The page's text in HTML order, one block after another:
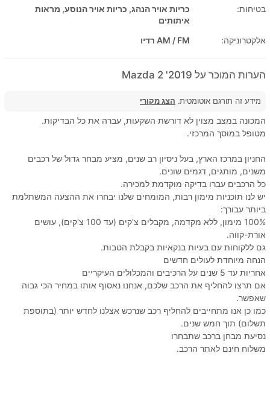
בטיחות:
כריות אויר הנהג, כריות אויר הנוסע, מראות
איתותים
אלקטרוניקה:
AM / FM רדיו
הערות המוכר על 2019' Mazda 2
מידע זה תורגם אוטומטית. הצג מקורי
המכונה במצב מצוין לא דורשת השקעות, עברה את כל הבדיקות.
מטופל במוסך המרכזי.
החניון במרכז הארץ, בעל ניסיון רב שנים, מציע מבחר גדול של רכבים
משנים, מותגים, דגמים שונים.
כל הרכבים עברו בדיקה מוקדמת למכירה.
יש לנו תוכניות מימון רבות, המומחים שלנו יבחרו את ההצעה המשתלמת
ביותר עבורך:
100% מימון, ללא מקדמה, מקבלים צ'קים (עד 100 צ'קים), עושים
אורת-קווה.
גם ללקוחות עם בעיות בנקאיות בקבלת הטבות.
הנחה מיוחדת לעולים חדשים
אחריות עד 5 שנים על הרכיבים והמכלולים העיקריים
אם תרצו להחליף את הרכב שלכם, אנחנו נאסוף אותו במחיר הכי גבוה
שאפשר.
כמו כן אנו מתחייבים להחליף רכב שנרכש אצלנו לחדש יותר (בתוספת
תשלום) תוך חמש שנים.
נסיעת מבחן ברכב שתבחרו
משלוח חינם לאתר הרכב.